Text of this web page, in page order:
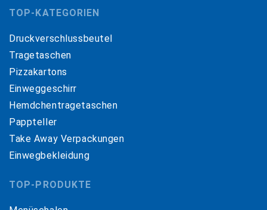
TOP-KATEGORIEN
Druckverschlussbeutel
Tragetaschen
Pizzakartons
Einweggeschirr
Hemdchentragetaschen
Pappteller
Take Away Verpackungen
Einwegbekleidung
TOP-PRODUKTE